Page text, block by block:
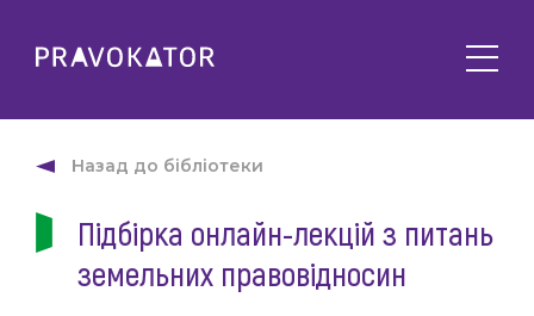
Про клуб
PRAVOKATOR.Київ
PRAVOKATOR.Одеса
Напрямки діяльності
Заходи
Майбутні
Новини
Назад до бібліотеки
Підбірка онлайн-лекцій з питань
земельних правовідносин